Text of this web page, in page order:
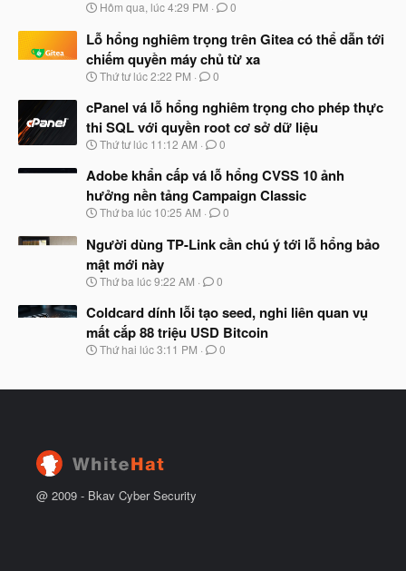
N
à
y
b
ắ
đ
ầ
u
Hôm qua, lúc 4:29 PM 0
Lỗ hổng nghiêm trọng trên Gitea có thể dẫn tới
chiếm quyền máy chủ từ xa
N
à
b
ắ
đ
ầ
u
Thứ tư lúc 2:22 PM 0
cPanel vá lỗ hổng nghiêm trọng cho phép thực
thi SQL với quyền root cơ sở dữ liệu
N
à
b
ắ
đ
ầ
u
Thứ tư lúc 11:12 AM 0
Adobe khẩn cấp vá lỗ hổng CVSS 10 ảnh
hưởng nền tảng Campaign Classic
N
à
y
b
ắ
đ
ầ
u
Thứ ba lúc 10:25 AM 0
Người dùng TP-Link cần chú ý tới lỗ hổng bảo
mật mới này
N
à
y
b
ắ
Thứ ba lúc 9:22 AM 0
Coldcard dính lỗi tạo seed, nghi liên quan vụ
mất cắp 88 triệu USD Bitcoin
N
y
ầ
Thứ hai lúc 3:11 PM 0
@ 2009 - Bkav Cyber Security